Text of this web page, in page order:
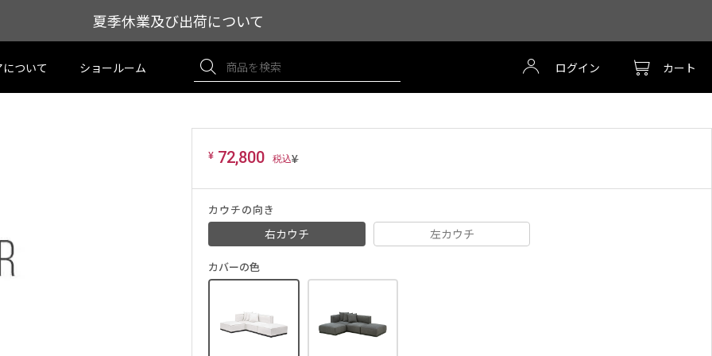
夏季休業及び出荷について
ついて ショールーム ログイン カート
¥
¥ 72,800
カウチの向き
右カウチ 左カウチ
カバーの色